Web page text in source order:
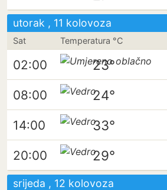
utorak , 11 kolovoza
Sat Temperatura °C
02:00 23°
08:00 24°
14:00 33°
20:00 29°
srijeda , 12 kolovoza